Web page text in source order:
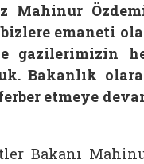
Mahinur
emaneti
gazilerimizin
Bakanlık
etmeye
Bakanı